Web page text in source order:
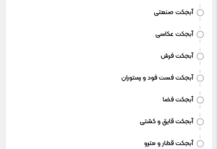
آبجکت صنعتی
آبجکت عکاسی
آبجکت فرش
آبجکت فست فود و رستوران
آبجکت فضا
آبجکت قایق و کشتی
آبجکت قطار و مترو